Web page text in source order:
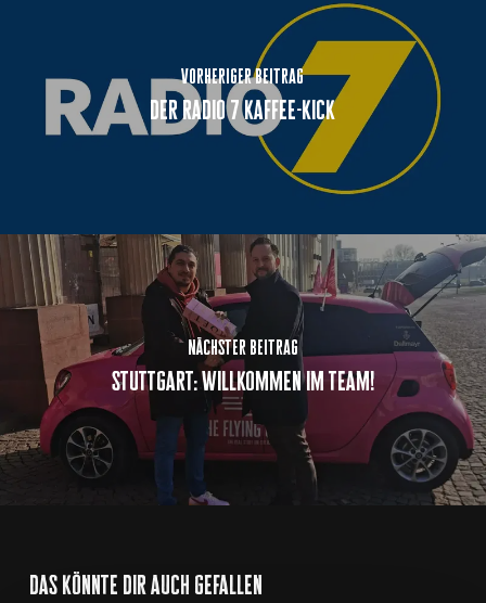
vorheriger beitrag
der radio 7 kaffee-kick
nächster beitrag
stuttgart: willkommen im team!
das könnte dir auch gefallen